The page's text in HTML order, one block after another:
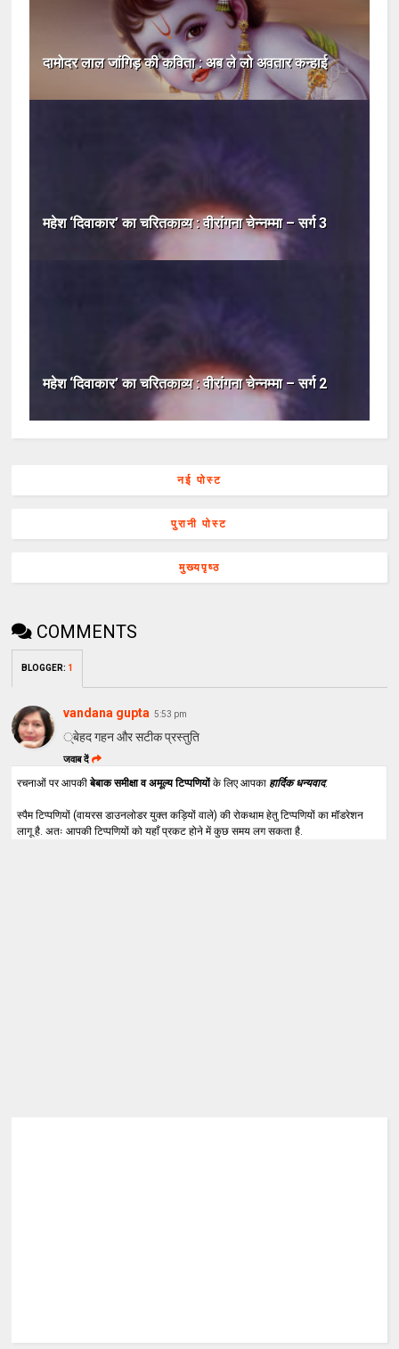
दामोदर लाल जांगिड़ की कविता : अब ले लो अवतार कन्‍हाई
महेश ‘दिवाकार’ का चरितकाव्य : वीरांगना चेन्नम्मा – सर्ग 3
महेश ‘दिवाकार’ का चरितकाव्य : वीरांगना चेन्नम्मा – सर्ग 2
नई पोस्ट
पुरानी पोस्ट
मुख्यपृष्ठ
COMMENTS
BLOGGER: 1
vandana gupta 5:53 pm
्बेहद गहन और सटीक प्रस्तुति
जवाब दें
रचनाओं पर आपकीबेबाक समीक्षा व अमूल्य टिप्पणियोंके लिए आपका हार्दिक धन्यवाद.
स्पैम टिप्पणियों (वायरस डाउनलोडर युक्त कड़ियों वाले) की रोकथाम हेतु टिप्पणियों का मॉडरेशन
लागू है. अतः आपकी टिप्पणियों को यहाँ प्रकट होने में कुछ समय लग सकता है.